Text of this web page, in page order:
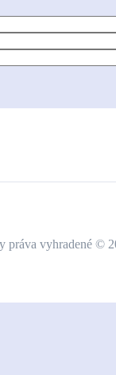
práva vyhradené ©